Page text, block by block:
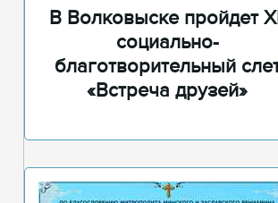
В Волковыске пройдет
социально-
благотворительный
«Встреча друзей»